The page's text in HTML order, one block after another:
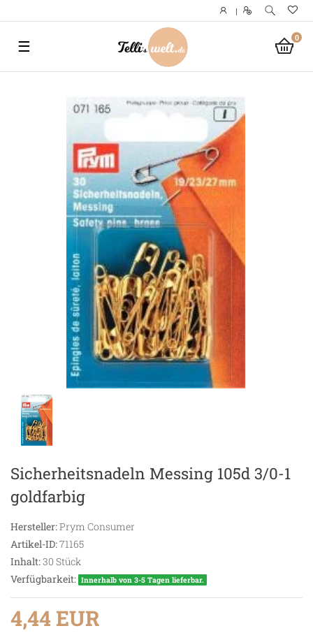
|
0
☰
Sicherheitsnadeln Messing 105d 3/0-1
goldfarbig
Hersteller:Prym Consumer
Artikel-ID:71165
Inhalt:30 Stück
Verfügbarkeit: Innerhalb von 3-5 Tagen lieferbar.
4,44 EUR